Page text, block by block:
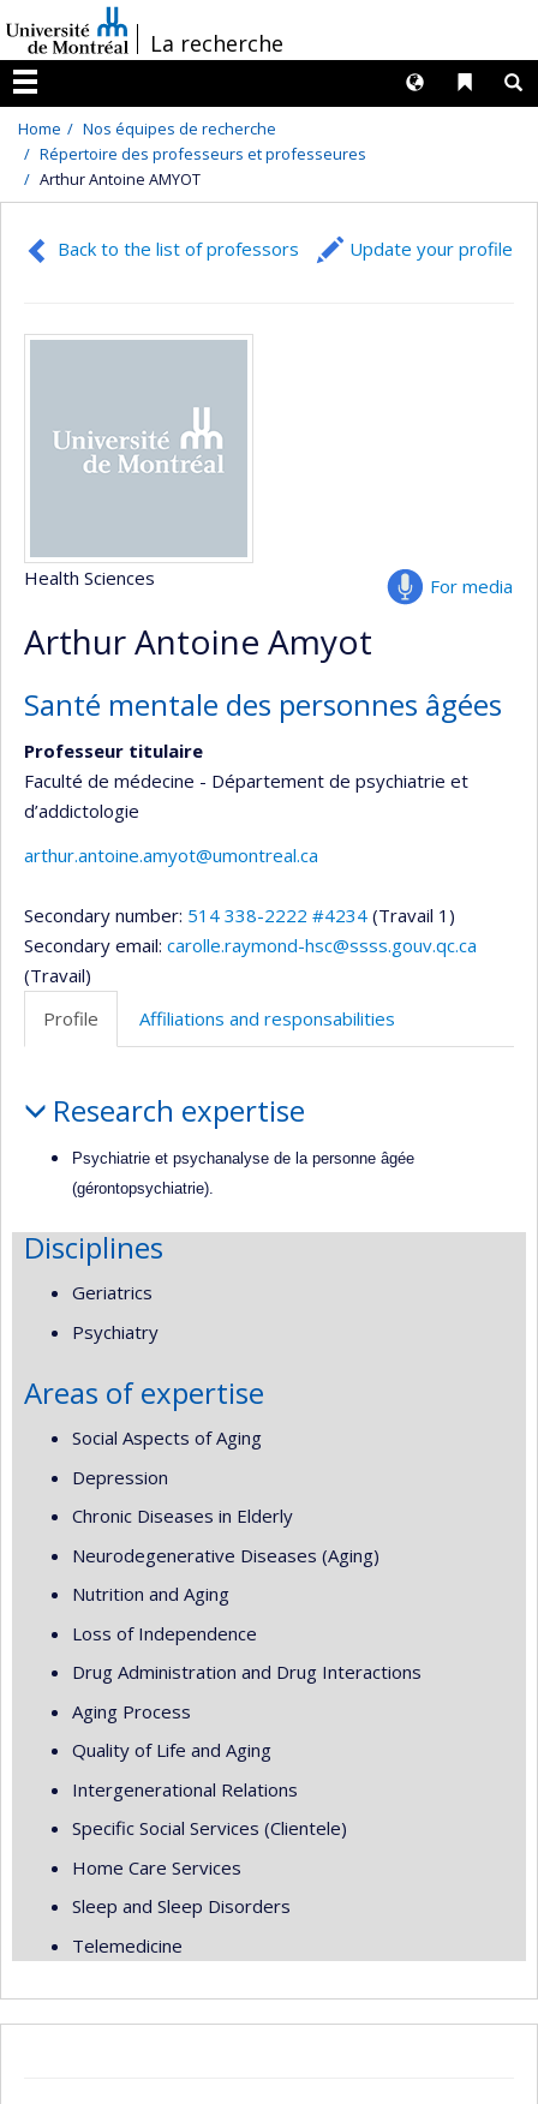
au
contenu
/La recherche
Menu
Liens
Langues
Home
Nos équipes de recherche
Répertoire des professeurs et professeures
Arthur Antoine AMYOT
Back to the list of professors Update your profile
For media
Health Sciences
Arthur Antoine Amyot
Santé mentale des personnes âgées
Professeur titulaire
Faculté de médecine - Département de psychiatrie et
d’addictologie
arthur.antoine.amyot@umontreal.ca
Secondary number: 514 338-2222 #4234 (Travail 1)
Secondary email: carolle.raymond-hsc@ssss.gouv.qc.ca
(Travail)
Profile
Affiliations and responsabilities
Research expertise
Psychiatrie et psychanalyse de la personne âgée
(gérontopsychiatrie).
Disciplines
Geriatrics
Psychiatry
Areas of expertise
Social Aspects of Aging
Depression
Chronic Diseases in Elderly
Neurodegenerative Diseases (Aging)
Nutrition and Aging
Loss of Independence
Drug Administration and Drug Interactions
Aging Process
Quality of Life and Aging
Intergenerational Relations
Specific Social Services (Clientele)
Home Care Services
Sleep and Sleep Disorders
Telemedicine